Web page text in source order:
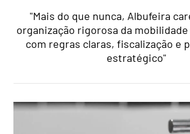
"Mais do que nunca, Albufeira
organização rigorosa da
com regras claras, fiscalização e
estratégico"